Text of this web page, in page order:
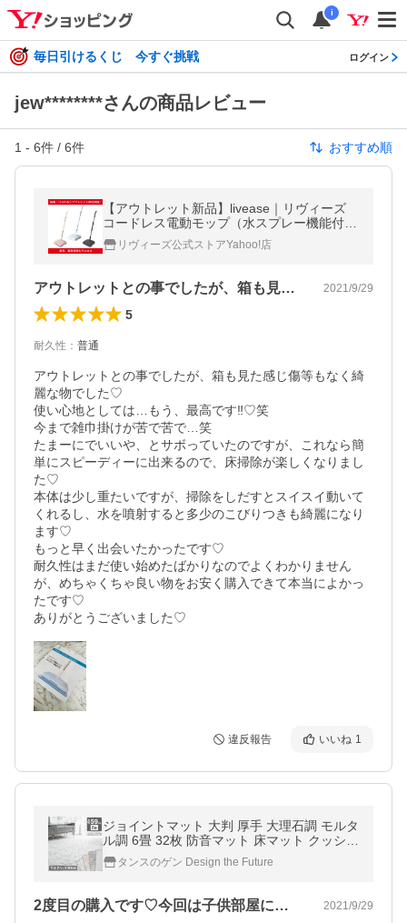
i
毎日引けるくじ 今すぐ挑戦 ログイン
jew********さんの商品レビュー
1 - 6件 / 6件 おすすめ順
【アウトレット新品】livease｜リヴィーズ
コードレス電動モップ（水スプレー機能付
き）／ホワイト・サクラピンク・ダークグレ
ー／EM-011W EM-011SP EM-011DG
リヴィーズ公式ストアYahoo!店
アウトレットとの事でしたが、箱も見た感… 2021/9/29
5
耐久性 ： 普通
アウトレットとの事でしたが、箱も見た感じ傷等もなく綺
麗な物でした♡
使い心地としては…もう、最高です‼︎♡笑
今まで雑巾掛けが苦で苦で…笑
たまーにでいいや、とサボっていたのですが、これなら簡
単にスピーディーに出来るので、床掃除が楽しくなりまし
た♡
本体は少し重たいですが、掃除をしだすとスイスイ動いて
くれるし、水を噴射すると多少のこびりつきも綺麗になり
ます♡
もっと早く出会いたかったです♡
耐久性はまだ使い始めたばかりなのでよくわかりません
が、めちゃくちゃ良い物をお安く購入できて本当によかっ
たです♡
ありがとうございました♡
違反報告 いいね 1
ジョイントマット 大判 厚手 大理石調 モルタ
ル調 6畳 32枚 防音マット 床マット クッショ
ンマット プレイマット パズルマット ベビー
赤ちゃん
タンスのゲン Design the Future
2度目の購入です♡今回は子供部屋に敷き… 2021/9/29